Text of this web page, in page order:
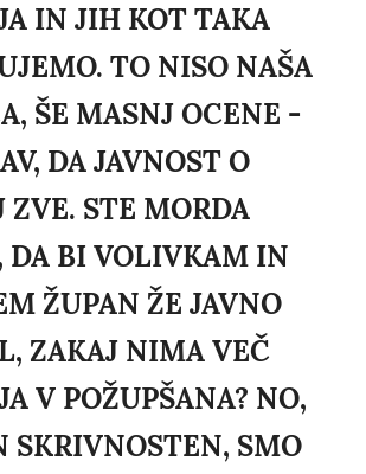
IN JIH KOT TAKA
TO NISO NAŠA
ŠE MASNJ OCENE -
DA JAVNOST O
ZVE. STE MORDA
DA BI VOLIVKAM IN
ŽUPAN ŽE JAVNO
ZAKAJ NIMA VEČ
V POŽUPŠANA? NO,
SKRIVNOSTEN, SMO